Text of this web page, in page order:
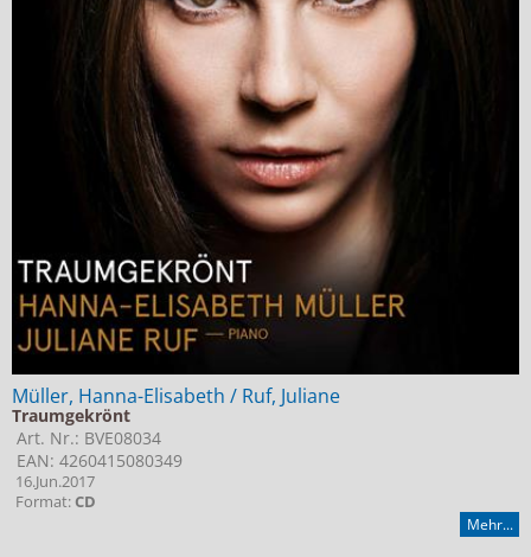
Müller, Hanna-Elisabeth / Ruf, Juliane
Traumgekrönt
Art. Nr.: BVE08034
EAN: 4260415080349
16.Jun.2017
Format:CD
Mehr...